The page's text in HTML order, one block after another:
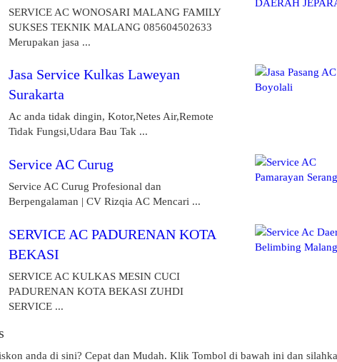
SERVICE AC WONOSARI MALANG FAMILY
SUKSES TEKNIK MALANG 085604502633
Merupakan jasa ...
Jasa Service Kulkas Laweyan
Surakarta
Ac anda tidak dingin, Kotor,Netes Air,Remote
Tidak Fungsi,Udara Bau Tak ...
Service AC Curug
Service AC Curug Profesional dan
Berpengalaman | CV Rizqia AC Mencari ...
SERVICE AC PADURENAN KOTA
BEKASI
SERVICE AC KULKAS MESIN CUCI
PADURENAN KOTA BEKASI ZUHDI
SERVICE ...
anda di sini? Cepat dan Mudah. Klik Tombol di bawah ini dan